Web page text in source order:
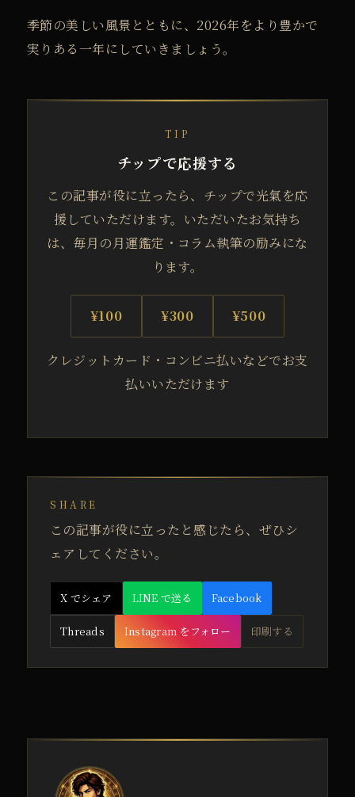
季節の美しい風景とともに、 2026年をより豊かで
実りある一年にしていきましょう。
TIP
チップで応援する
この記事が役に立ったら、チップで光氣を応
援していただけます。いただいたお気持ち
は、毎月の月運鑑定・コラム執筆の励みにな
ります。
¥100 ¥300 ¥500
クレジットカード・コンビニ払いなどでお支
払いいただけます
SHARE
この記事が役に立ったと感じたら、ぜひシ
ェアしてください。
X でシェア LINE で送る Facebook
Threads Instagram をフォロー 印刷する